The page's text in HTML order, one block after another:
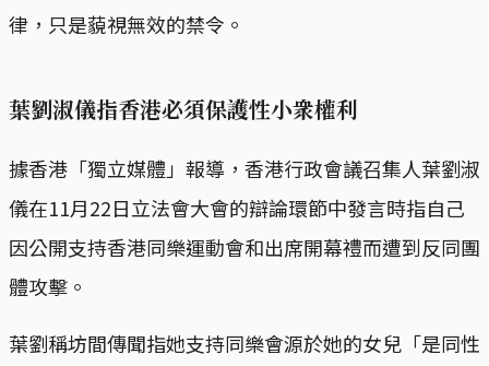
律，只是藐視無效的禁令。
葉劉淑儀指香港必須保護性小衆權利
據香港「獨立媒體」報導，香港行政會議召集人葉劉淑
儀在11月22日立法會大會的辯論環節中發言時指自己
因公開支持香港同樂運動會和出席開幕禮而遭到反同團
體攻擊。
葉劉稱坊間傳聞指她支持同樂會源於她的女兒「是同性